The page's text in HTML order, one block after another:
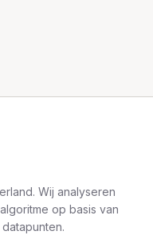
Wij analyseren
op basis van